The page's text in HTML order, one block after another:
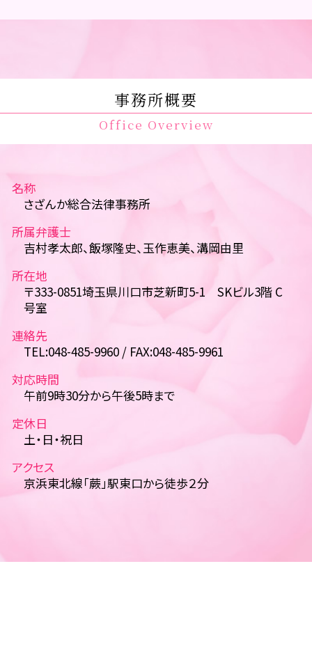
事務所概要
Office Overview
名称
さざんか総合法律事務所
所属弁護士
吉村孝太郎、飯塚隆史、玉作恵美、溝岡由里
所在地
〒333-0851埼玉県川口市芝新町5-1 SKビル3階 C
号室
連絡先
TEL:048-485-9960 / FAX:048-485-9961
対応時間
午前9時30分から午後5時まで
定休日
土・日・祝日
アクセス
京浜東北線「蕨」駅東口から徒歩２分